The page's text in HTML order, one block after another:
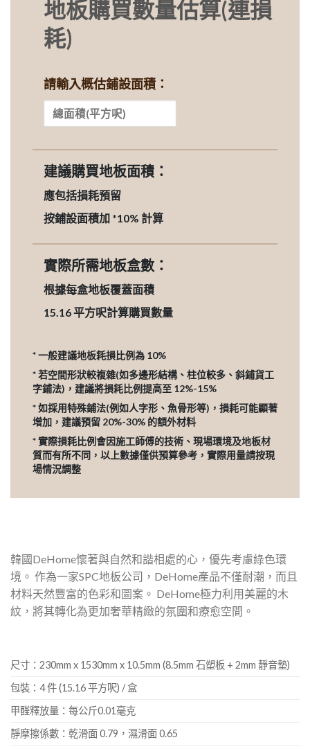
地板購買數量估算(連損
耗)
請輸入概估鋪設面積：
建議購買地板面積：
應包括損耗預留
按鋪設面積加 *10% 計算
實際所需地板盒數：
根據每盒地板覆蓋面積
15.16平方呎計算購買數量
* 一般建議地板耗損比例為 10%
* 若空間形狀較複雜(如多邊形結構、柱位較多、斜鋪貨工
字鋪法)，建議將損耗比例提高至 12%-15%
* 如採用特殊鋪法(例如人字形、魚骨形等)，損耗可能顯著
增加，建議預留 20%-30% 的額外材料
* 實際損耗比例會因施工師傅的技術、現場環境及地板材
質而有所不同，以上數據僅供預算參考，實際用量請按現
場情況調整
韓國DeHome懷著與自然和諧相處的心，優先考慮綠色環
境。 作為一家SPC地板公司，DeHome產品不僅耐潮，而且
材料天然豐富的色彩和圖案。 DeHome極力利用美麗的木
紋，將其轉化為更加奢華精緻的氛圍和療愈空間。
尺寸：230mm x 1530mm x 10.5mm (8.5mm 石塑板 + 2mm 靜音墊)
包裝：4 件 (15.16 平方呎) / 盒
甲醛釋放量：每公斤0.01毫克
靜摩擦係數：乾滑面 0.79，濕滑面 0.65